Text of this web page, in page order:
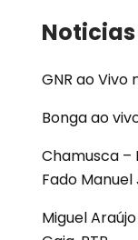
Noticias
GNR ao Vivo
Bonga ao
Chamusca –
Fado
Miguel